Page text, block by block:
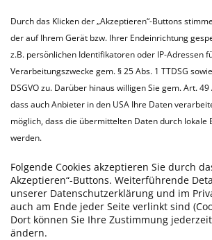
Futterbedarf richtet sich nach dem
erfahren »
Newsletter
WILLKOMMEN - Die TierarztPraxis
Praxis Service
Informationen
Durch das Klicken der „Akzeptieren“-Buttons
der auf Ihrem Gerät bzw. Ihrer Endeinrichtung
z.B. persönlichen Identifikatoren oder IP-Adressen
Verarbeitungszwecke gem. § 25 Abs. 1 TTDSG
DSGVO zu. Darüber hinaus willigen Sie gem. Art. 49
dass auch Anbieter in den USA Ihre Daten
möglich, dass die übermittelten Daten durch lokale
werden.
Folgende Cookies akzeptieren Sie durch
Akzeptieren“-Buttons. Weiterführende
unserer Datenschutzerklärung und im
auch am Ende jeder Seite verlinkt sind
Dort können Sie Ihre Zustimmung
ändern.